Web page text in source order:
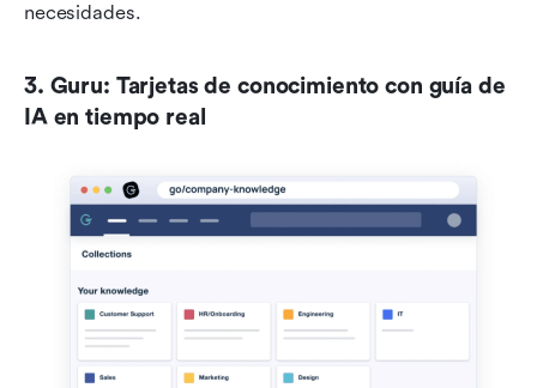
necesidades.
3. Guru: Tarjetas de conocimiento con guía de
IA en tiempo real